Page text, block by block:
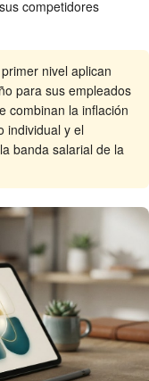
competidores
nivel aplican
para sus empleados
combinan la inflación
individual y el
banda salarial de la